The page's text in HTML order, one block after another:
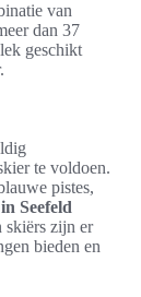
van
dan 37
geschikt
te voldoen.
pistes,
Seefeld
skiërs zijn er
bieden en